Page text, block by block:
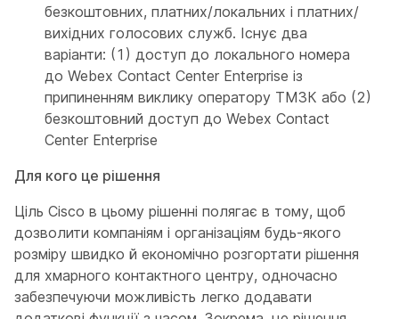
безкоштовних, платних/локальних і платних/
вихідних голосових служб. Існує два
варіанти: (1) доступ до локального номера
до Webex Contact Center Enterprise із
припиненням виклику оператору ТМЗК або (2)
безкоштовний доступ до Webex Contact
Center Enterprise
Для кого це рішення
Ціль Cisco в цьому рішенні полягає в тому, щоб
дозволити компаніям і організаціям будь-якого
розміру швидко й економічно розгортати рішення
для хмарного контактного центру, одночасно
забезпечуючи можливість легко додавати